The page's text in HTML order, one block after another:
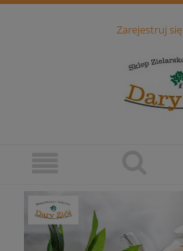
Zarejestruj się